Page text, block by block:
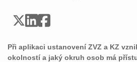
Při aplikaci ustanovení ZVZ a KZ
okolností a jaký okruh osob má